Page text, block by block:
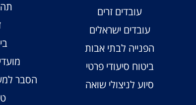
עובדים זרים
עובדים ישראלים
הפנייה לבתי אבות
ביטוח סיעודי פרטי
סיוע לניצולי שואה
הסבר